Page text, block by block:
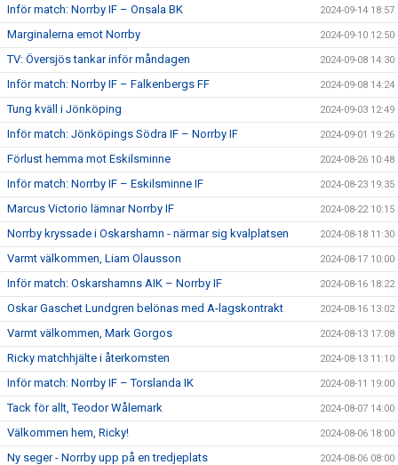
Inför match: Norrby IF – Onsala BK 2024-09-14 18:57
Marginalerna emot Norrby 2024-09-10 12:50
TV: Översjös tankar inför måndagen 2024-09-08 14:30
Inför match: Norrby IF – Falkenbergs FF 2024-09-08 14:24
Tung kväll i Jönköping 2024-09-03 12:49
Inför match: Jönköpings Södra IF – Norrby IF 2024-09-01 19:26
Förlust hemma mot Eskilsminne 2024-08-26 10:48
Inför match: Norrby IF – Eskilsminne IF 2024-08-23 19:35
Marcus Victorio lämnar Norrby IF 2024-08-22 10:15
Norrby kryssade i Oskarshamn - närmar sig kvalplatsen 2024-08-18 11:30
Varmt välkommen, Liam Olausson 2024-08-17 10:00
Inför match: Oskarshamns AIK – Norrby IF 2024-08-16 18:22
Oskar Gaschet Lundgren belönas med A-lagskontrakt 2024-08-16 13:02
Varmt välkommen, Mark Gorgos 2024-08-13 17:08
Ricky matchhjälte i återkomsten 2024-08-13 11:10
Inför match: Norrby IF – Torslanda IK 2024-08-11 19:00
Tack för allt, Teodor Wålemark 2024-08-07 14:00
Välkommen hem, Ricky! 2024-08-06 18:00
Ny seger - Norrby upp på en tredjeplats 2024-08-06 08:00